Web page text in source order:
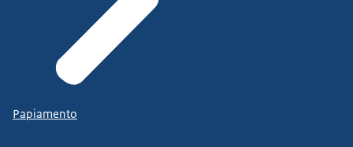
Papiamento